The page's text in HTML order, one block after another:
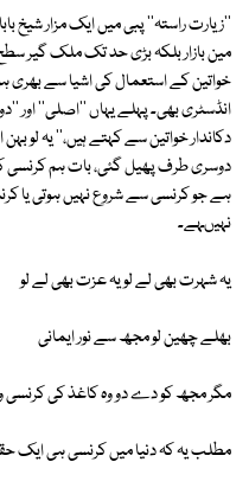
''زیارت راستہ'' پبی میں ایک مزار شیخ
مین بازار بلکہ بڑی حد تک ملک گیر سطح
خواتین کے استعمال کی اشیا سے بھری
انڈسٹری بھی۔ پہلے یہاں ''اصلی'' اور
دکاندار خواتین سے کہتے ہیں،'' یہ لو
دوسری طرف پھیل گئی، بات ہم کرنسی
ہے جو کرنسی سے شروع نہیں ہوتی یا
نہیںہے۔
یہ شہرت بھی لے لو یہ عزت بھی لے لو
بھلے چھین لو مجھ سے نور ایمانی
مگر مجھ کو دے دو وہ کاغذ کی کرنسی
مطلب یہ کہ دنیا میں کرنسی ہی ایک